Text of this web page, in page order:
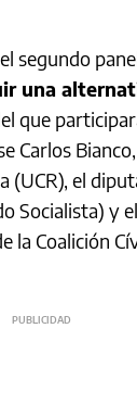
segundo
una
que
Carlos
(UCR), el
Socialista) y
la Coalición